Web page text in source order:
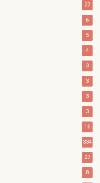
27
6
5
4
3
3
3
3
16
334
27
8